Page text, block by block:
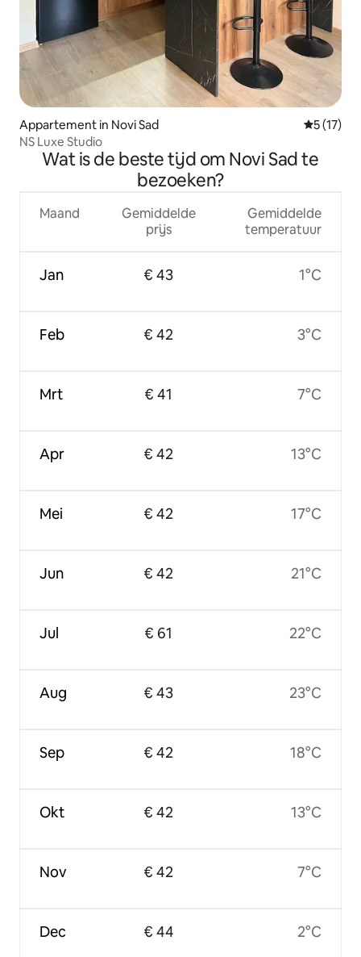
Appartement in Novi Sad
5 (17)
NS Luxe Studio
Wat is de beste tijd om Novi Sad te
bezoeken?
Maand
Jan
Feb
Mrt
Apr
Mei
Jun
Jul
Aug
Sep
Okt
Nov
Dec
Gemiddelde
prijs
€ 43
€ 42
€ 41
€ 42
€ 42
€ 42
€ 61
€ 43
€ 42
€ 42
€ 42
€ 44
Gemiddelde
temperatuur
1°C
3°C
7°C
13°C
17°C
21°C
22°C
23°C
18°C
13°C
7°C
2°C